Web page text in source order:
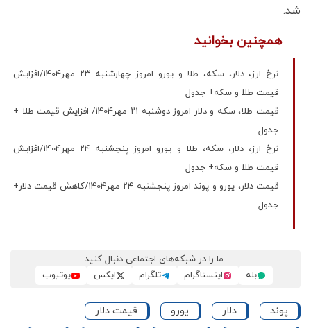
شد.
همچنین بخوانید
نرخ ارز، دلار، سکه، طلا و یورو امروز چهارشنبه ۲۳ مهر1404/افزایش
قیمت طلا و سکه+ جدول
قیمت طلا، سکه و دلار امروز دوشنبه ۲۱ مهر1404/ افزایش قیمت‌ طلا +
جدول
نرخ ارز، دلار، سکه، طلا و یورو امروز پنجشنبه ۲۴ مهر1404/افزایش
قیمت طلا و سکه+ جدول
قیمت دلار، یورو و پوند امروز پنجشنبه ۲۴ مهر1404/کاهش قیمت دلار+
جدول
ما را در شبکه‌های اجتماعی دنبال کنید
بله
اینستاگرام تلگرام ایکس یوتیوب
پوند دلار یورو
قیمت دلار